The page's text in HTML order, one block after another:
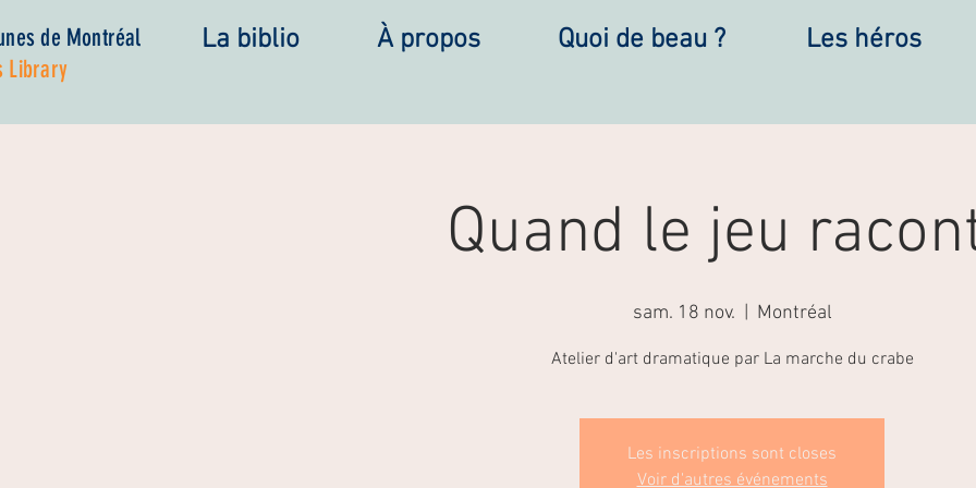
de Montréal
Library
La biblio À propos Quoi de beau ? Les héros
Quand le jeu
sam. 18 nov. Montréal
Atelier d'art dramatique par La marche du crabe
Les inscriptions sont closes
Voir d'autres événements